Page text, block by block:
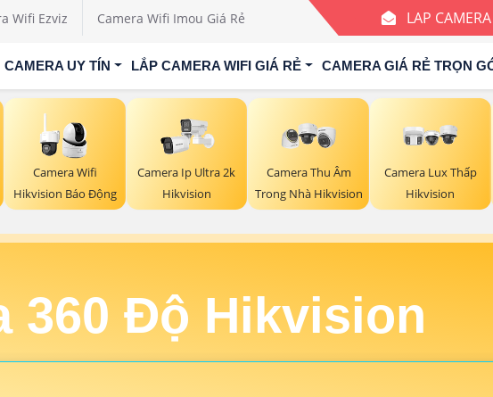
Wifi Ezviz Camera Wifi Imou Giá Rẻ LAP
CAMERA UY TÍN LẮP CAMERA WIFI GIÁ RẺ CAMERA GIÁ RẺ TRỌN
Camera Wifi
Hikvision Báo Động
Camera Ip Ultra 2k
Hikvision
Camera Thu Âm
Trong Nhà Hikvision
Camera Lux Thấp
Hikvision
360 Độ Hikvision